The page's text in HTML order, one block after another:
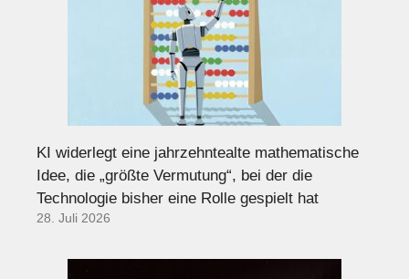
KI widerlegt eine jahrzehntealte mathematische
Idee, die „größte Vermutung“, bei der die
Technologie bisher eine Rolle gespielt hat
28. Juli 2026